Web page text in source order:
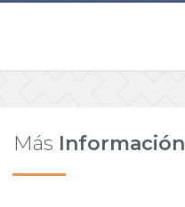
Más Información